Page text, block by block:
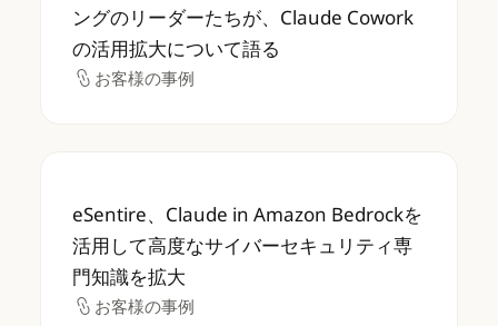
ングのリーダーたちが、Claude Cowork
の活用拡大について語る
お客様の事例
お客様の事例
eSentire、Claude in Amazon Bedrockを
eSentire、Claude in Amazon Bedrockを
活用して高度なサイバーセキュリティ専
門知識を拡大
お客様の事例
お客様の事例